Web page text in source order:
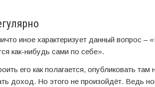
иное характеризует данный вопрос –
как-нибудь сами по себе».
его как полагается, опубликовать там
доход. Но этого не произойдёт. Ведь